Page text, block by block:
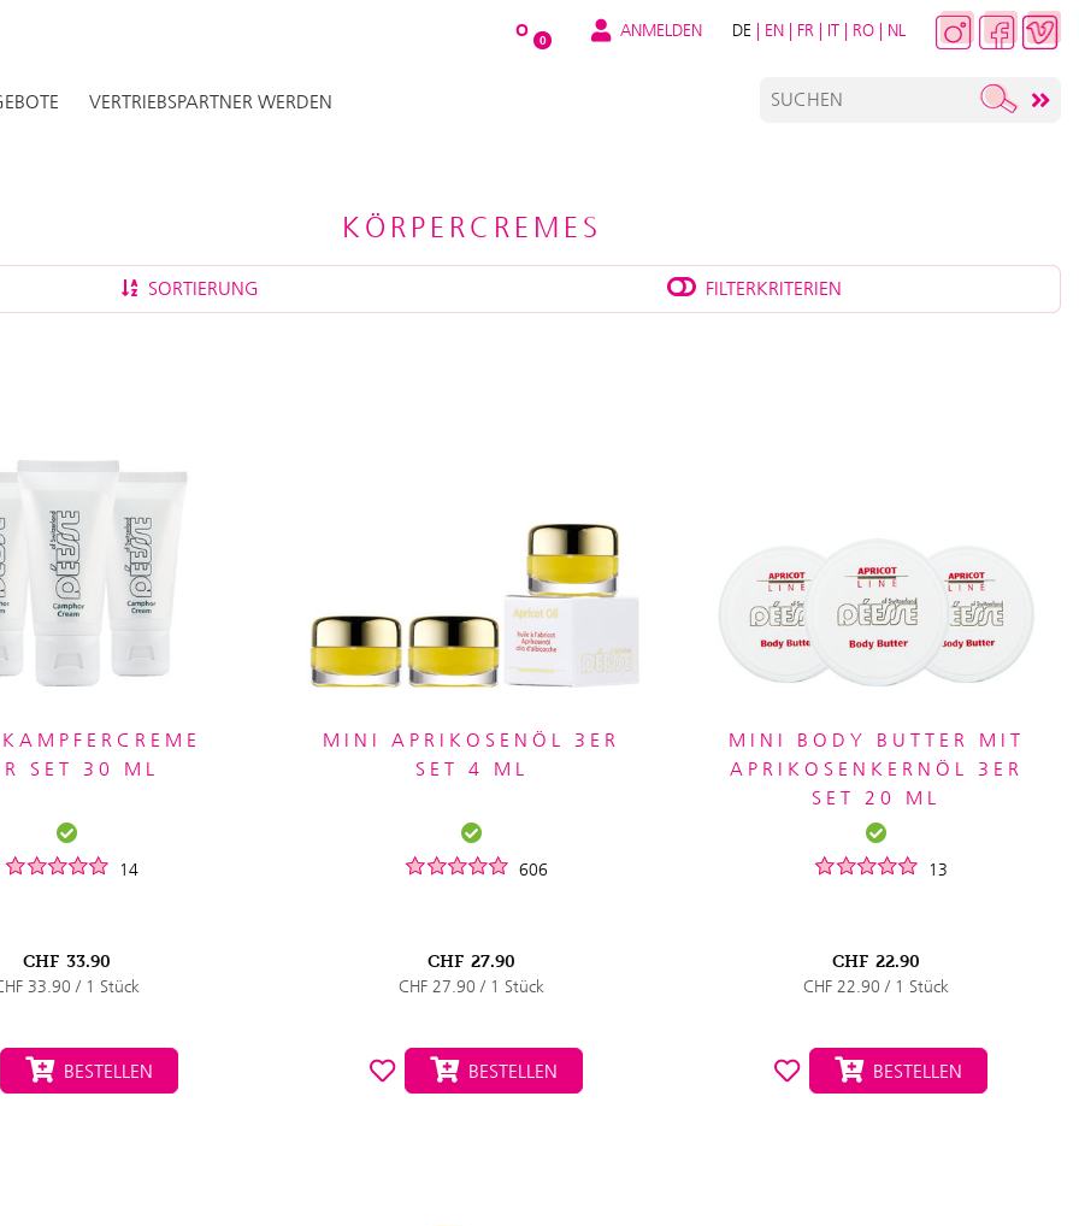
O 0 ANMELDEN DE | EN | FR | IT | RO | NL
VERTRIEBSPARTNER WERDEN
KÖRPERCREMES
SORTIERUNG FILTERKRITERIEN
SET 30 ML
14
CHF 33.90
33.90 / 1 Stück
BESTELLEN
MINI APRIKOSENÖL 3ER
SET 4 ML
606
CHF 27.90
CHF 27.90 / 1 Stück
BESTELLEN
MINI BODY BUTTER MIT
APRIKOSENKERNÖL 3ER
SET 20 ML
13
CHF 22.90
CHF 22.90 / 1 Stück
BESTELLEN